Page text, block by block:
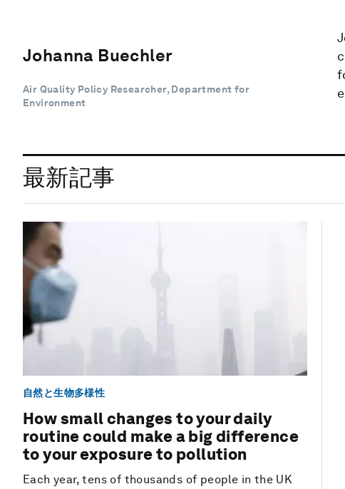
Johanna Buechler
Air Quality Policy Researcher, Department for
Environment
最新記事
自然と生物多様性
How small changes to your daily
routine could make a big difference
to your exposure to pollution
Each year, tens of thousands of people in the UK